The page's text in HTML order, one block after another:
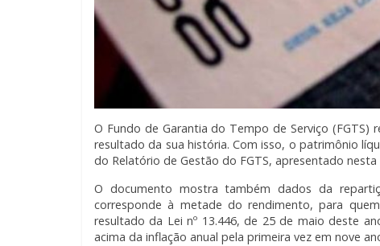
O Fundo de Garantia do Tempo de Serviço
resultado da sua história. Com isso, o patrimônio
do Relatório de Gestão do FGTS, apresentado
O documento mostra também dados da
corresponde à metade do rendimento, para
resultado da Lei nº 13.446, de 25 de maio deste
acima da inflação anual pela primeira vez em nove